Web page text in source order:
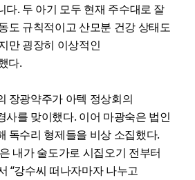
다. 두 아기 모두 현재 주수대로 잘
도 규칙적이고 산모분 건강 상태도
만 굉장히 이상적인
다.
장광약주가 아텍 정상회의
사를 맞이했다. 이어 마광숙은 법인
독수리 형제들을 비상 소집했다.
내가 술도가로 시집오기 전부터
“강수씨 떠나자마자 나누고